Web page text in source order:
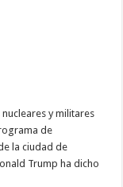
y militares
de
la ciudad de
Trump ha dicho